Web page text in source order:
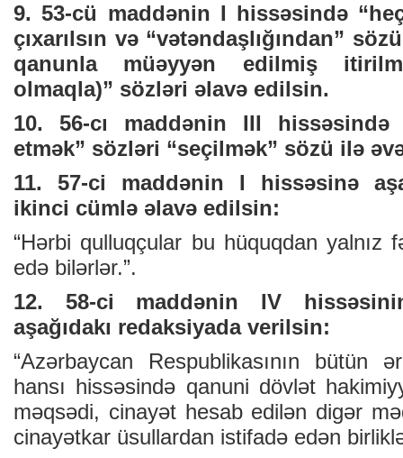
9. 53-cü maddənin I hissəsində
çıxarılsın və “vətəndaşlığından”
qanunla müəyyən edilmiş
olmaqla)” sözləri əlavə edilsin.
10. 56-cı maddənin III hissəsində
etmək” sözləri “seçilmək” sözü ilə
11. 57-ci maddənin I hissəsinə
ikinci cümlə əlavə edilsin:
“Hərbi qulluqçular bu hüquqdan yalnız
edə bilərlər.”.
12. 58-ci maddənin IV
aşağıdakı redaksiyada verilsin:
“Azərbaycan Respublikasının bütün
hansı hissəsində qanuni dövlət
məqsədi, cinayət hesab edilən digər
cinayətkar üsullardan istifadə edən